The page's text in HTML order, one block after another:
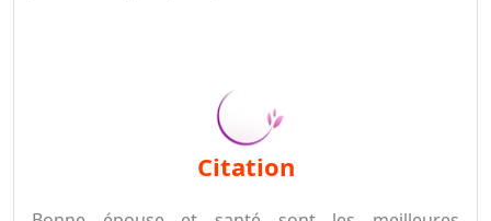
citation